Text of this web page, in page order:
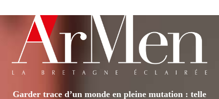
Garder trace d’un monde en pleine mutation : telle